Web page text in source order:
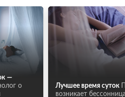
—
о
Лучшее время суток
возникает